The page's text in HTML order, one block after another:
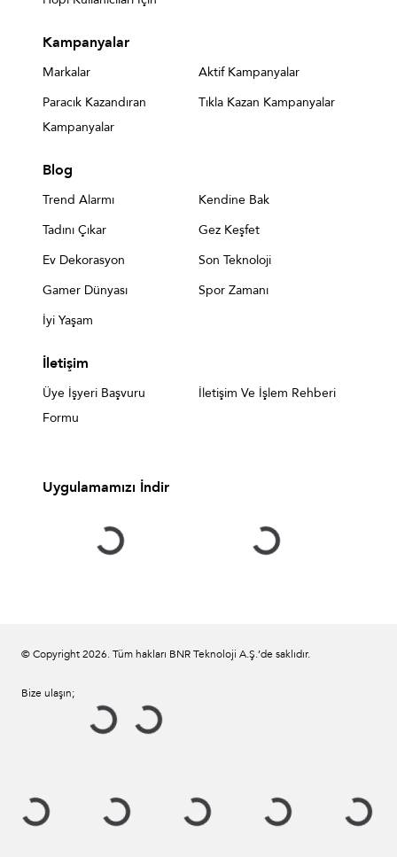
Kampanyalar
Markalar
Aktif Kampanyalar
Paracık Kazandıran
Kampanyalar
Tıkla Kazan Kampanyalar
Blog
Trend Alarmı
Kendine Bak
Tadını Çıkar
Gez Keşfet
Ev Dekorasyon
Son Teknoloji
Gamer Dünyası
Spor Zamanı
İyi Yaşam
İletişim
Üye İşyeri Başvuru
Formu
İletişim Ve İşlem Rehberi
Uygulamamızı İndir
© Copyright2026. Tüm hakları BNR Teknoloji A.Ş.’de saklıdır.
Bize ulaşın;